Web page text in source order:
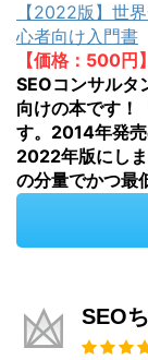
【2022版】世
心者向け入門書
【価格：500円】
SEOコンサルタ
向けの本です！
す。2014年発
2022年版にし
の分量でかつ最
SEO